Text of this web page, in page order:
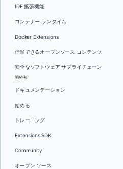
IDE 拡張機能
コンテナー ランタイム
Docker Extensions
信頼できるオープンソース コンテンツ
安全なソフトウェア サプライチェーン
開発者
ドキュメンテーション
始める
トレーニング
Extensions SDK
Community
オープン ソース